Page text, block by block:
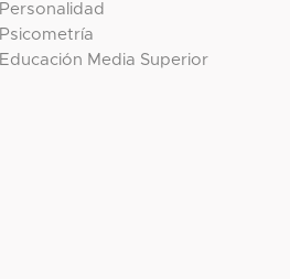
Personalidad
Psicometría
Educación Media Superior